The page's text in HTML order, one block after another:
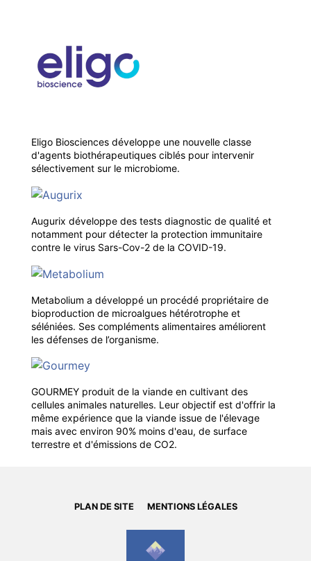
Eligo Biosciences développe une nouvelle classe
d'agents biothérapeutiques ciblés pour intervenir
sélectivement sur le microbiome.
Augurix développe des tests diagnostic de qualité et
notamment pour détecter la protection immunitaire
contre le virus Sars-Cov-2 de la COVID-19.
Metabolium a développé un procédé propriétaire de
bioproduction de microalgues hétérotrophe et
séléniées. Ses compléments alimentaires améliorent
les défenses de l’organisme.
GOURMEY produit de la viande en cultivant des
cellules animales naturelles. Leur objectif est d'offrir la
même expérience que la viande issue de l'élevage
mais avec environ 90% moins d'eau, de surface
terrestre et d'émissions de CO2.
PLAN DE SITE MENTIONS LÉGALES